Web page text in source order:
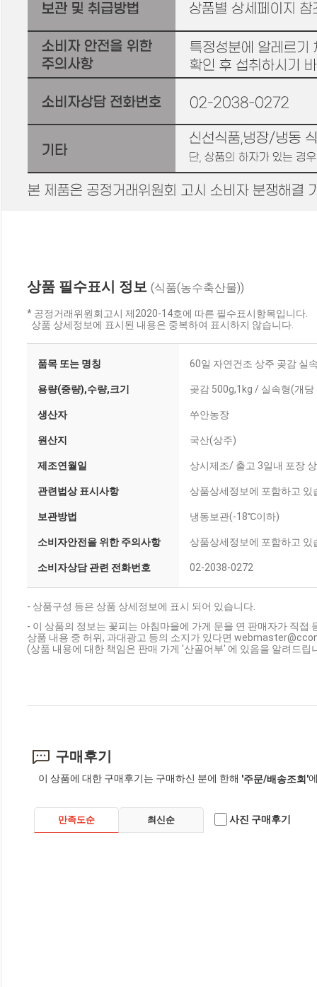
상품 필수표시 정보 (식품(농수축산물))
* 공정거래위원회고시 제2020-14호에 따른 필수표시항목입니다.
상품 상세정보에 표시된 내용은 중복하여 표시하지 않습니다.
품목 또는 명칭 60일 자연건조 상주 곶감 실
용량(중량),수량,크기 곶감 500g,1kg / 실속형(개
생산자 쑤안농장
원산지 국산(상주)
제조연월일 상시제조/ 출고 3일내 포장
관련법상 표시사항 상품상세정보에 포함하고 있
보관방법 냉동보관(-18℃이하)
소비자안전을 위한 주의사항 상품상세정보에 포함하고 있
소비자상담 관련 전화번호 02-2038-0272
- 상품구성 등은 상품 상세정보에 표시 되어 있습니다.
- 이 상품의 정보는 꽃피는 아침마을에 가게 문을 연 판매자가 직접
상품 내용 중 허위, 과대광고 등의 소지가 있다면
(상품 내용에 대한 책임은 판매 가게 '산골어부' 에 있음을 알려드립
구매후기
이 상품에 대한 구매후기는 구매하신 분에 한해 '주문/배송조회'
만족도순 최신순 사진 구매후기